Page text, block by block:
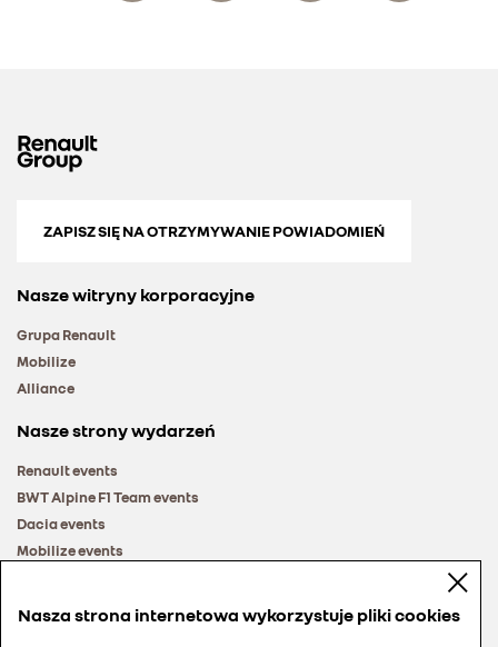
ZAPISZ SIĘ NA OTRZYMYWANIE POWIADOMIEŃ
Nasze witryny korporacyjne
Grupa Renault
Mobilize
Alliance
Nasze strony wydarzeń
Renault events
BWT Alpine F1 Team events
Dacia events
Mobilize events
Nasza strona internetowa wykorzystuje pliki cookies